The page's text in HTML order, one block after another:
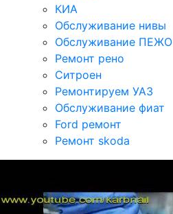
КИА
Обслуживание нивы
Обслуживание ПЕЖО
Ремонт рено
Ситроен
Ремонтируем УАЗ
Обслуживание фиат
Ford ремонт
Ремонт skoda